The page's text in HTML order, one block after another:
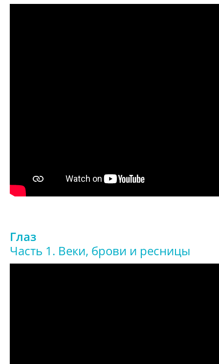
Глаз
Часть 1. Веки, брови и ресницы